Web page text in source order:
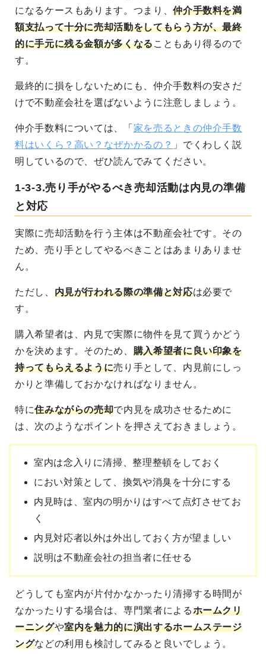
になるケースもあります。つまり、仲介手数料を満
額支払って十分に売却活動をしてもらう方が、最終
的に手元に残る金額が多くなることもあり得るので
す。
最終的に損をしないためにも、仲介手数料の安さだ
けで不動産会社を選ばないように注意しましょう。
仲介手数料については、「 家を売るときの仲介手数
料はいくら？高い？なぜかかるの？ 」でくわしく説
明しているので、ぜひ読んでみてください。
1-3-3.売り手がやるべき売却活動は内見の準備
と対応
実際に売却活動を行う主体は不動産会社です。その
ため、売り手としてやるべきことはあまりありませ
ん。
ただし、 内見が行われる際の準備と対応は必要で
す。
購入希望者は、内見で実際に物件を見て買うかどう
かを決めます。そのため、 購入希望者に良い印象を
持ってもらえるように売り手として、 内見前にしっ
かりと準備しておかなければなりません。
特に住みながらの売却で内見を成功させるために
は、次のようなポイントを押さえておきましょう。
室内は念入りに清掃、整理整頓をしておく
におい対策として、換気や消臭を十分にする
内見時は、室内の明かりはすべて点灯させてお
く
内見対応者以外は外出しておく方が望ましい
説明は不動産会社の担当者に任せる
どうしても室内が片付かなかったり清掃する時間が
なかったりする場合は、専門業者によるホームクリ
ーニングや室内を魅力的に演出するホームステージ
ングなどの利用も検討してみると良いでしょう。